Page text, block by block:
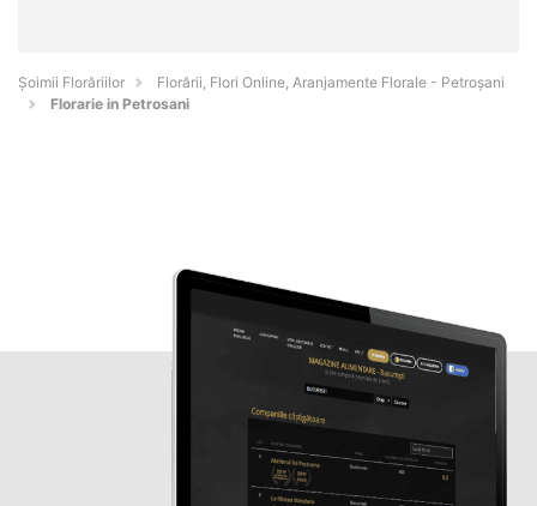
Șoimii Florăriilor
Florării, Flori Online, Aranjamente Florale - Petroşani
Florarie in Petrosani